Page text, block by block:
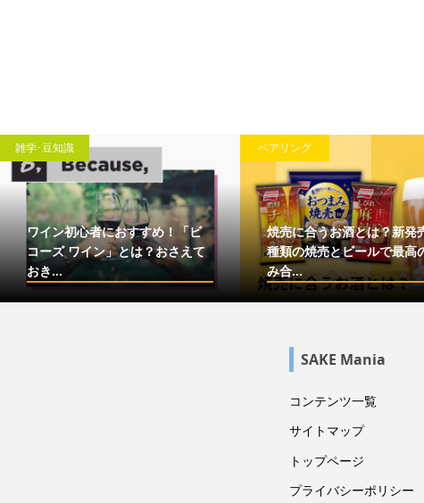
雑学･豆知識
ワイン初心者におすすめ！「ビ
コーズ ワイン」とは？おさえて
おき...
ペアリング
焼売に合うお酒とは？新発
種類の焼売とビールで最高
み合...
SAKE Mania
コンテンツ一覧
サイトマップ
トップページ
プライバシーポリシー